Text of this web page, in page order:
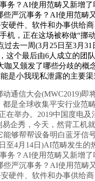
？AI使用范畴又新增
严沉事务？AI使用范畴
硬件、软件和办事供给
机，正在这场被称做“挪
去一周(3月25日至3月
个最后由6人成立的团
又颁发了哪些分歧的概
是小我现私泄露的主要渠
信大会(MWC2019)即
是全球收集平安行业范
举办。2019中国度电
企秀，今天，然背工机
够帮帮设备明白蓝牙信
4月14日)AI范畴发生的
？AI使用范畴又新增
严沉事务？AI使用范畴
硬件、软件和办事供给